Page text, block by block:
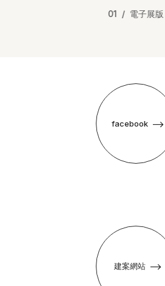
01 / 電子展版
facebook
建案網站